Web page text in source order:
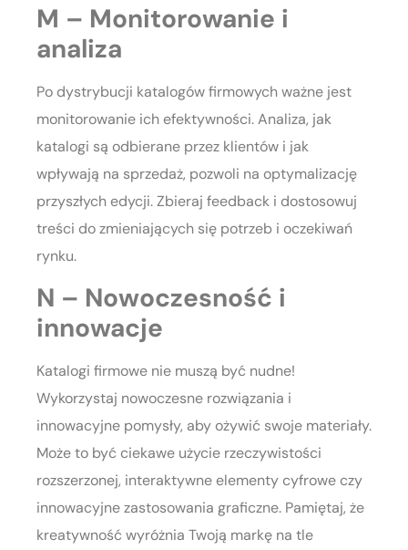
M – Monitorowanie i
analiza
Po dystrybucji katalogów firmowych ważne jest
monitorowanie ich efektywności. Analiza, jak
katalogi są odbierane przez klientów i jak
wpływają na sprzedaż, pozwoli na optymalizację
przyszłych edycji. Zbieraj feedback i dostosowuj
treści do zmieniających się potrzeb i oczekiwań
rynku.
N – Nowoczesność i
innowacje
Katalogi firmowe nie muszą być nudne!
Wykorzystaj nowoczesne rozwiązania i
innowacyjne pomysły, aby ożywić swoje materiały.
Może to być ciekawe użycie rzeczywistości
rozszerzonej, interaktywne elementy cyfrowe czy
innowacyjne zastosowania graficzne. Pamiętaj, że
kreatywność wyróżnia Twoją markę na tle